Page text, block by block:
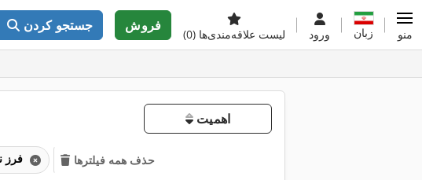
جستجو کردن فروش
لیست علاقه‌مندی‌ها (0) ورود زبان منو
اهمیت
حذف همه فیلترها